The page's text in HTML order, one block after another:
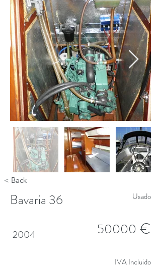
< Back
Bavaria 36
2004
Usado
50000 €
IVA Incluido